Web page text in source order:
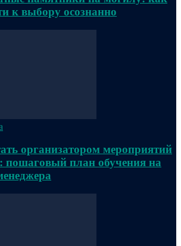
к выбору осознанно
организатором мероприятий
пошаговый план обучения на